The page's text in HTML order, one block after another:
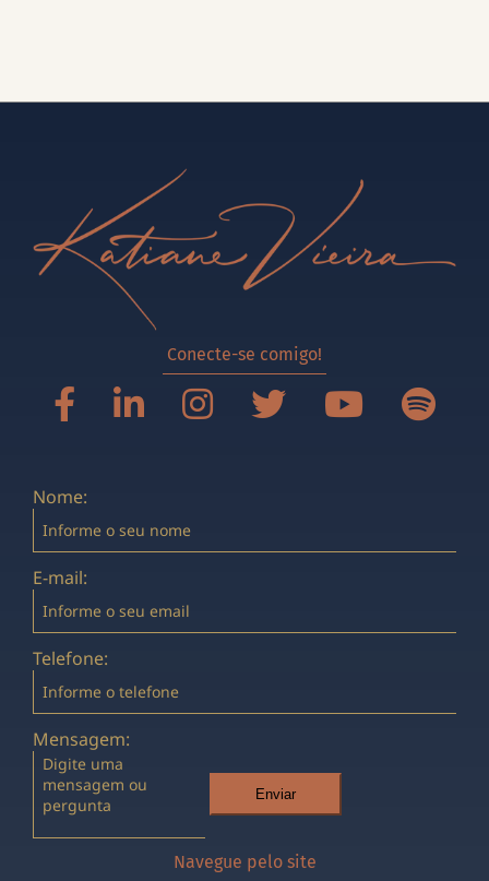
Conecte-se comigo!
Nome:
E-mail:
Telefone:
Mensagem:
Enviar
Navegue pelo site